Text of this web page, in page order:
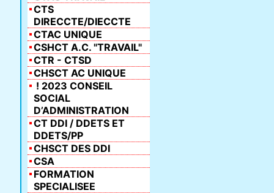
CTS
DIRECCTE/DIECCTE
CTAC UNIQUE
CSHCT A.C. "TRAVAIL"
CTR - CTSD
CHSCT AC UNIQUE
! 2023 CONSEIL
SOCIAL
D’ADMINISTRATION
CT DDI / DDETS ET
DDETS/PP
CHSCT DES DDI
CSA
FORMATION
SPECIALISEE